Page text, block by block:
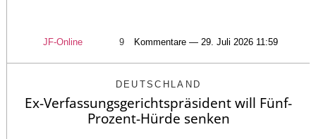
JF-Online 9 Kommentare — 29. Juli 2026 11:59
DEUTSCHLAND
Ex-Verfassungsgerichtspräsident will Fünf-
Prozent-Hürde senken